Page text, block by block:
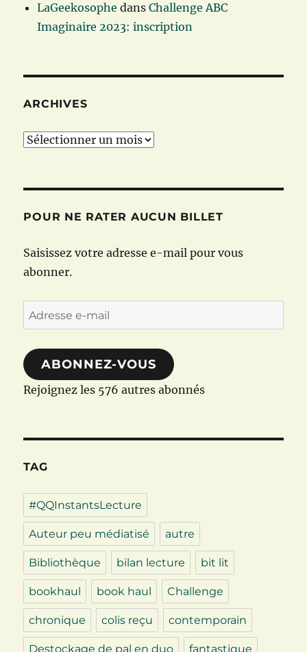
LaGeekosophe dansChallenge ABC
Imaginaire 2023: inscription
ARCHIVES
Archives
POUR NE RATER AUCUN BILLET
Saisissez votre adresse e-mail pour vous
abonner.
Adresse
e-
mail
ABONNEZ-VOUS
Rejoignez les 576 autres abonnés
TAG
#QQInstantsLecture
Auteur peu médiatisé autre
Bibliothèque bilan lecture bit lit
bookhaul book haul Challenge
chronique colis reçu contemporain
Destockage de pal en duo fantastique